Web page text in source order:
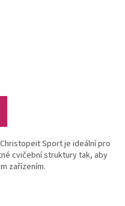
Sport je ideální pro
cvičební struktury tak, aby
zařízením.